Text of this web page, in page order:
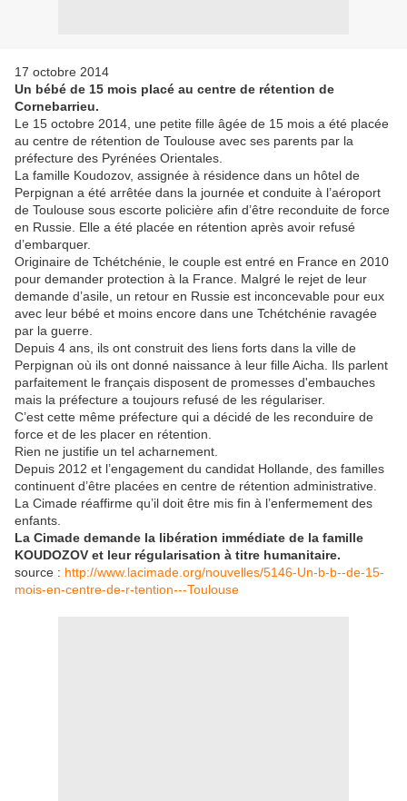
17 octobre 2014
Un bébé de 15 mois placé au centre de rétention de
Cornebarrieu.
Le 15 octobre 2014, une petite fille âgée de 15 mois a été placée
au centre de rétention de Toulouse avec ses parents par la
préfecture des Pyrénées Orientales.
La famille Koudozov, assignée à résidence dans un hôtel de
Perpignan a été arrêtée dans la journée et conduite à l’aéroport
de Toulouse sous escorte policière afin d’être reconduite de force
en Russie. Elle a été placée en rétention après avoir refusé
d’embarquer.
Originaire de Tchétchénie, le couple est entré en France en 2010
pour demander protection à la France. Malgré le rejet de leur
demande d’asile, un retour en Russie est inconcevable pour eux
avec leur bébé et moins encore dans une Tchétchénie ravagée
par la guerre.
Depuis 4 ans, ils ont construit des liens forts dans la ville de
Perpignan où ils ont donné naissance à leur fille Aicha. Ils parlent
parfaitement le français disposent de promesses d'embauches
mais la préfecture a toujours refusé de les régulariser.
C’est cette même préfecture qui a décidé de les reconduire de
force et de les placer en rétention.
Rien ne justifie un tel acharnement.
Depuis 2012 et l’engagement du candidat Hollande, des familles
continuent d’être placées en centre de rétention administrative.
La Cimade réaffirme qu’il doit être mis fin à l’enfermement des
enfants.
La Cimade demande la libération immédiate de la famille
KOUDOZOV et leur régularisation à titre humanitaire.
source : http://www.lacimade.org/nouvelles/5146-Un-b-b--de-15-
mois-en-centre-de-r-tention---Toulouse